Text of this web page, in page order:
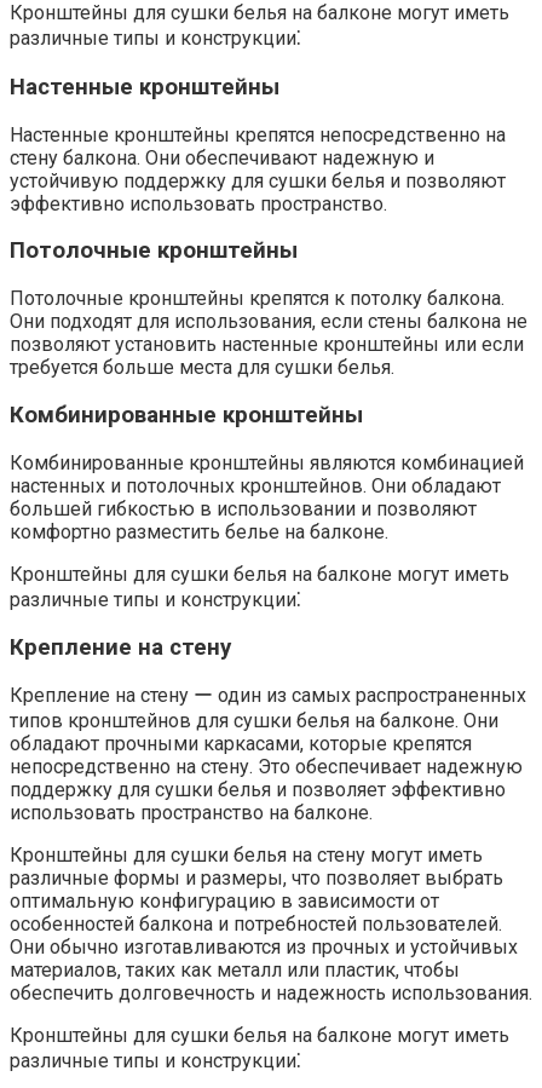
Кронштейны для сушки белья на балконе могут иметь
различные типы и конструкции⁚
Настенные кронштейны
Настенные кронштейны крепятся непосредственно на
стену балкона.​ Они обеспечивают надежную и
устойчивую поддержку для сушки белья и позволяют
эффективно использовать пространство.​
Потолочные кронштейны
Потолочные кронштейны крепятся к потолку балкона.
Они подходят для использования, если стены балкона не
позволяют установить настенные кронштейны или если
требуется больше места для сушки белья.​
Комбинированные кронштейны
Комбинированные кронштейны являются комбинацией
настенных и потолочных кронштейнов.​ Они обладают
большей гибкостью в использовании и позволяют
комфортно разместить белье на балконе.
Кронштейны для сушки белья на балконе могут иметь
различные типы и конструкции⁚
Крепление на стену
Крепление на стену ー один из самых распространенных
типов кронштейнов для сушки белья на балконе.​ Они
обладают прочными каркасами, которые крепятся
непосредственно на стену.​ Это обеспечивает надежную
поддержку для сушки белья и позволяет эффективно
использовать пространство на балконе.​
Кронштейны для сушки белья на стену могут иметь
различные формы и размеры, что позволяет выбрать
оптимальную конфигурацию в зависимости от
особенностей балкона и потребностей пользователей.​
Они обычно изготавливаются из прочных и устойчивых
материалов, таких как металл или пластик, чтобы
обеспечить долговечность и надежность использования.​
Кронштейны для сушки белья на балконе могут иметь
различные типы и конструкции⁚